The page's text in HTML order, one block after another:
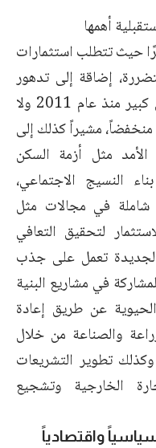
أهمها
حيث تتطلب استثمارات
إضاقة إلى تدهور
الناتج المحلي والذي انكمش بشكل كبير منذ عام 2011 ولا
مشيراً كذلك إلى
مثل أزمة السكن
النسيج الاجتماعي،
شاملة في مجالات مثل
لتحقيق التعافي
الجديدة تعمل على جذب
في مشاريع البنية
عن طريق إعادة
والصناعة من خلال
تطوير التشريعات
الخارجية وتشجيع
واقتصادياً